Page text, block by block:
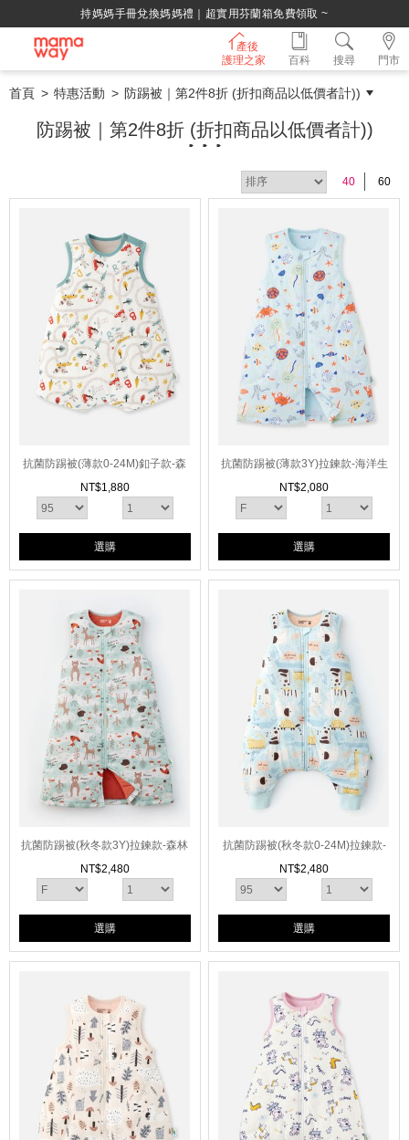
持媽媽手冊兌換媽媽禮｜超實用芬蘭箱免費領取 ~
產後
護理之家
門市
百科 搜尋
首頁 特惠活動 防踢被｜第2件8折 (折扣商品以低價者計))
防踢被｜第2件8折 (折扣商品以低價者計))
40 60
抗菌防踢被(薄款0-24M)釦子款-森
林碰碰車
NT$1,880
選購
抗菌防踢被(薄款3Y)拉鍊款-海洋生
物
NT$2,080
選購
抗菌防踢被(秋冬款3Y)拉鍊款-森林
動物
NT$2,480
選購
抗菌防踢被(秋冬款0-24M)拉鍊款-
派對動物
NT$2,480
選購